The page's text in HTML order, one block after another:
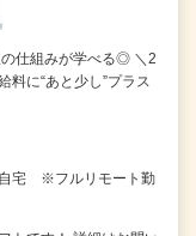
仕組みが学べる◎ ＼2
料に“あと少し”プラス
自宅 ※フルリモート勤